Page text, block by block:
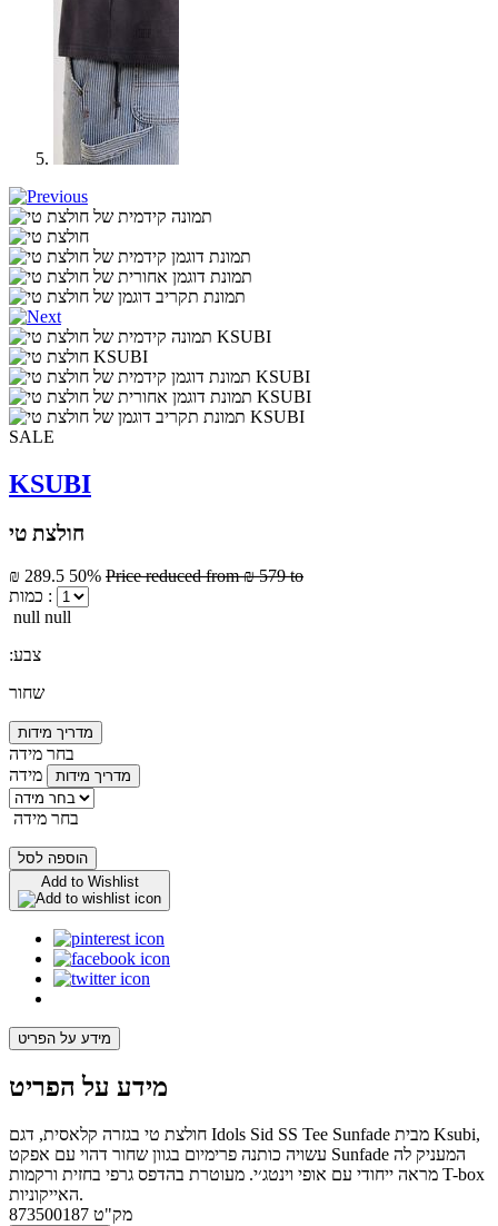
SALE
KSUBI
חולצת טי
₪ 289.5 50% Price reduced from₪ 579 to
כמות :
null null
:צבע
שחור
מדריך מידות
בחר מידה
מידה
מדריך מידות
בחר מידה
הוספה לסל
Add to Wishlist
מידע על הפריט
מידע על הפריט
חולצת טי בגזרה קלאסית, דגם Idols Sid SS Tee Sunfade מבית Ksubi,
עשויה כותנה פרימיום בגוון שחור דהוי עם אפקט Sunfade המעניק לה
מראה ייחודי עם אופי וינטג׳י. מעוטרת בהדפס גרפי בחזית ורקמות T-box
האייקוניות.
מק"ט 873500187